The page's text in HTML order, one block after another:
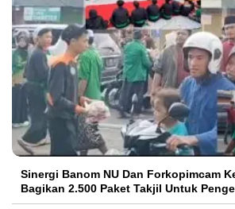
Sinergi Banom NU Dan Forkopimcam
Bagikan 2.500 Paket Takjil Untuk